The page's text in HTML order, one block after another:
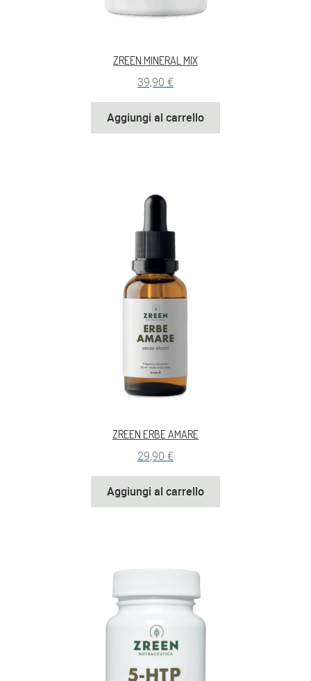
ZREEN MINERAL MIX
39,90 €
Aggiungi al carrello
ZREEN ERBE AMARE
29,90 €
Aggiungi al carrello